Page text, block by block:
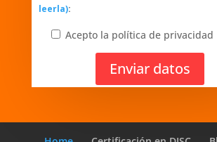
leerla):
Acepto la política de privacidad
Enviar datos